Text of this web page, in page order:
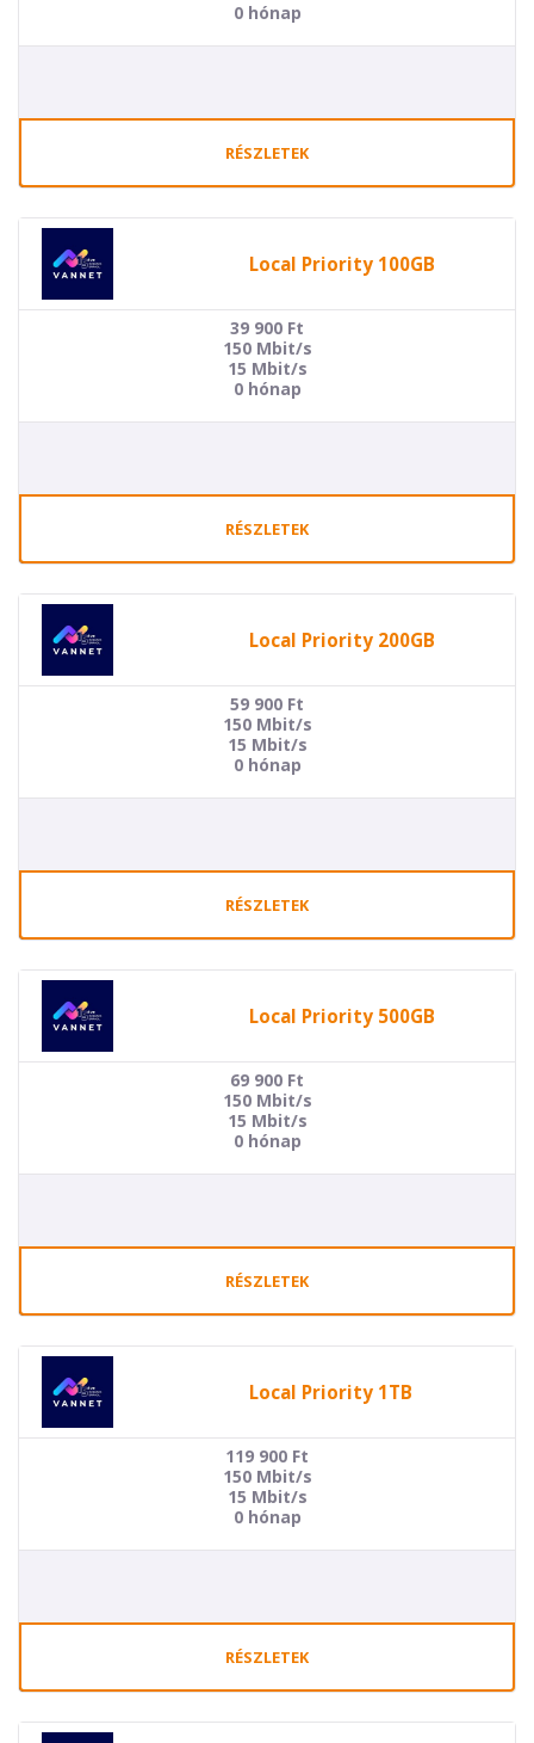
0 hónap
RÉSZLETEK
Local Priority 100GB
39 900 Ft
150 Mbit/s
15 Mbit/s
0 hónap
RÉSZLETEK
Local Priority 200GB
59 900 Ft
150 Mbit/s
15 Mbit/s
0 hónap
RÉSZLETEK
Local Priority 500GB
69 900 Ft
150 Mbit/s
15 Mbit/s
0 hónap
RÉSZLETEK
Local Priority 1TB
119 900 Ft
150 Mbit/s
15 Mbit/s
0 hónap
RÉSZLETEK